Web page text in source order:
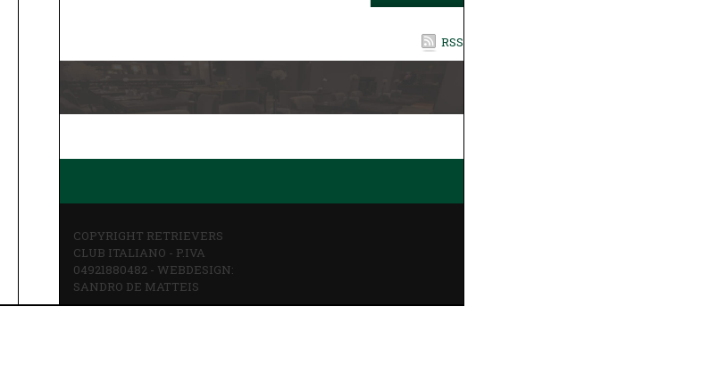
RSS
COPYRIGHT RETRIEVERS
CLUB ITALIANO - P.IVA
04921880482 - WEBDESIGN:
SANDRO DE MATTEIS